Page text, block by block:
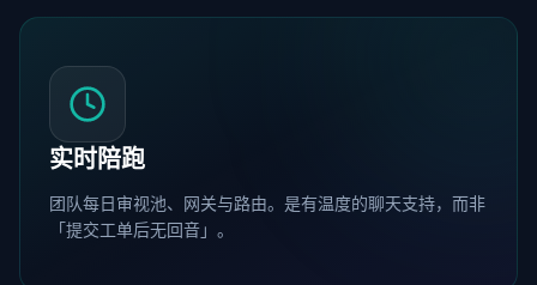
实时陪跑
团队每日审视池、网关与路由。是有温度的聊天支持，而非
「提交工单后无回音」。